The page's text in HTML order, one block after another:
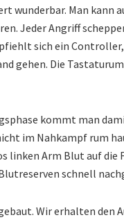
wunderbar. Man kann
Jeder Angriff
sich ein
gehen. Die
kommt man
im Nahkampf rum
Arm Blut auf die
schnell
Wir erhalten den